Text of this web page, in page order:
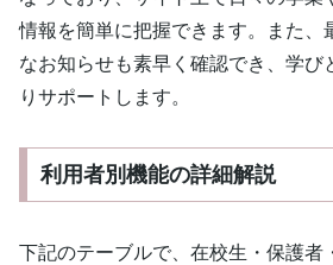
情報を簡単に把握できます。また、
なお知らせも素早く確認でき、学び
りサポートします。
利用者別機能の詳細解説
下記のテーブルで、在校生・保護者